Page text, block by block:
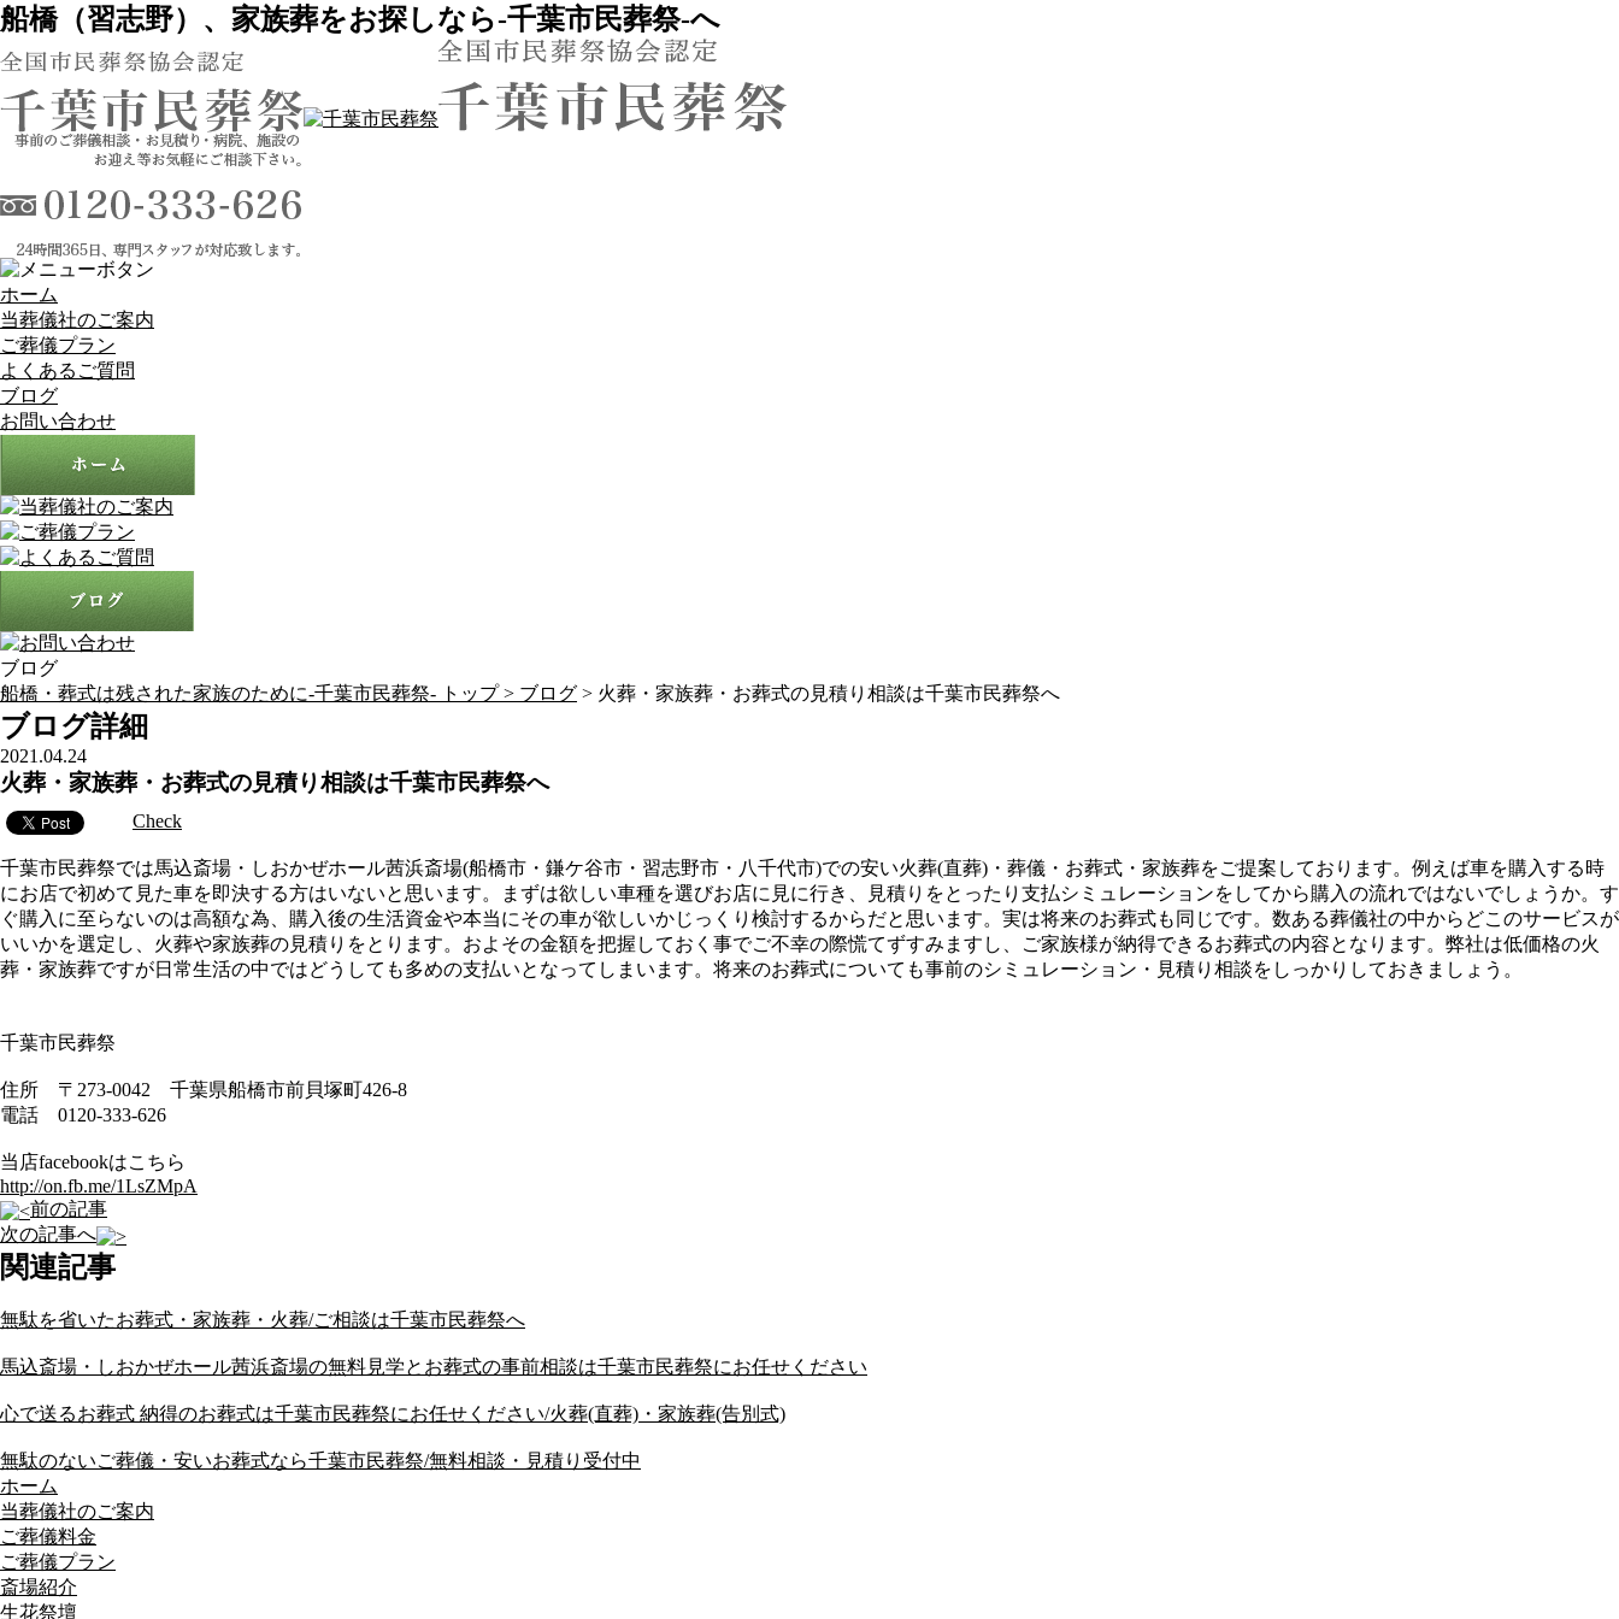
船橋（習志野）、家族葬をお探しなら-千葉市民葬祭-へ
ホーム
当葬儀社のご案内
ご葬儀プラン
よくあるご質問
ブログ
お問い合わせ
ブログ
船橋・葬式は残された家族のために-千葉市民葬祭- トップ > ブログ > 火葬・家族葬・お葬式の見積り相談は千葉市民葬祭へ
ブログ詳細
2021.04.24
火葬・家族葬・お葬式の見積り相談は千葉市民葬祭へ
Check
千葉市民葬祭では馬込斎場・しおかぜホール茜浜斎場(船橋市・鎌ケ谷市・習志野市・八千代市)での安い火葬(直葬)・葬儀・お葬式・家族葬をご提案しております。例えば車を購入する時
にお店で初めて見た車を即決する方はいないと思います。まずは欲しい車種を選びお店に見に行き、見積りをとったり支払シミュレーションをしてから購入の流れではないでしょうか。す
ぐ購入に至らないのは高額な為、購入後の生活資金や本当にその車が欲しいかじっくり検討するからだと思います。実は将来のお葬式も同じです。数ある葬儀社の中からどこのサービスが
いいかを選定し、火葬や家族葬の見積りをとります。およその金額を把握しておく事でご不幸の際慌てずすみますし、ご家族様が納得できるお葬式の内容となります。弊社は低価格の火
葬・家族葬ですが日常生活の中ではどうしても多めの支払いとなってしまいます。将来のお葬式についても事前のシミュレーション・見積り相談をしっかりしておきましょう。
千葉市民葬祭
住所 〒273-0042 千葉県船橋市前貝塚町426-8
電話 0120-333-626
当店facebookはこちら
http://on.fb.me/1LsZMpA
前の記事
次の記事へ
関連記事
無駄を省いたお葬式・家族葬・火葬/ご相談は千葉市民葬祭へ
馬込斎場・しおかぜホール茜浜斎場の無料見学とお葬式の事前相談は千葉市民葬祭にお任せください
心で送るお葬式 納得のお葬式は千葉市民葬祭にお任せください/火葬(直葬)・家族葬(告別式)
無駄のないご葬儀・安いお葬式なら千葉市民葬祭/無料相談・見積り受付中
ホーム
当葬儀社のご案内
ご葬儀料金
ご葬儀プラン
斎場紹介
生花祭壇